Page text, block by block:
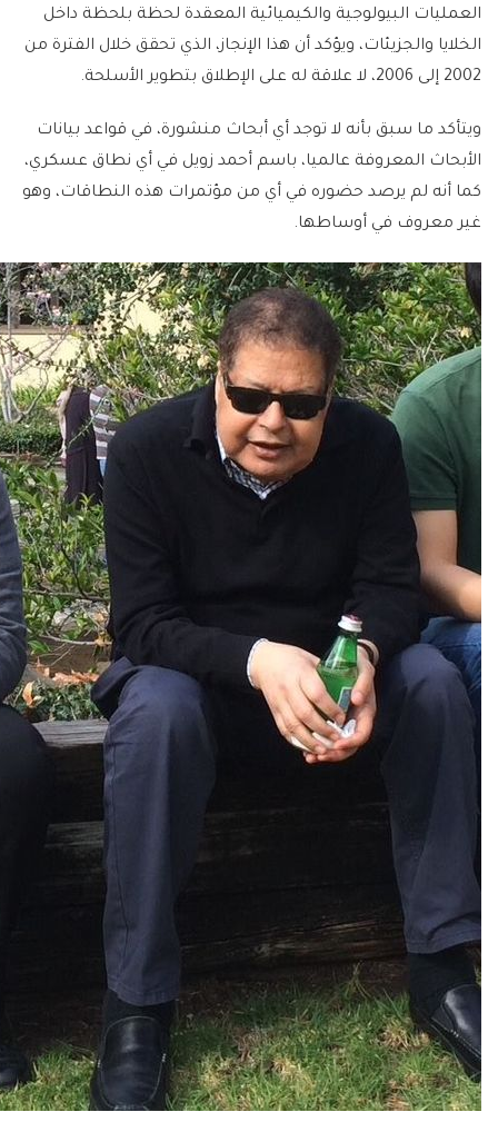
العمليات البيولوجية والكيميائية المعقدة لحظة بلحظة داخل
الخلايا والجزيئات، ويؤكد أن هذا الإنجاز، الذي تحقق خلال الفترة من
2002 إلى 2006، لا علاقة له على الإطلاق بتطوير الأسلحة.
ويتأكد ما سبق بأنه لا توجد أي أبحاث منشورة، في قواعد بيانات
الأبحاث المعروفة عالميا، باسم أحمد زويل في أي نطاق عسكري،
كما أنه لم يرصد حضوره في أي من مؤتمرات هذه النطاقات، وهو
غير معروف في أوساطها.